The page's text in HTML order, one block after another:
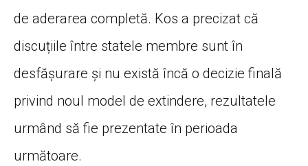
de aderarea completă. Kos a precizat că
discuțiile între statele membre sunt în
desfășurare și nu există încă o decizie finală
privind noul model de extindere, rezultatele
urmând să fie prezentate în perioada
următoare.